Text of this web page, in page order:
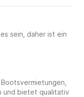
sein, daher ist ein
und bietet qualitativ